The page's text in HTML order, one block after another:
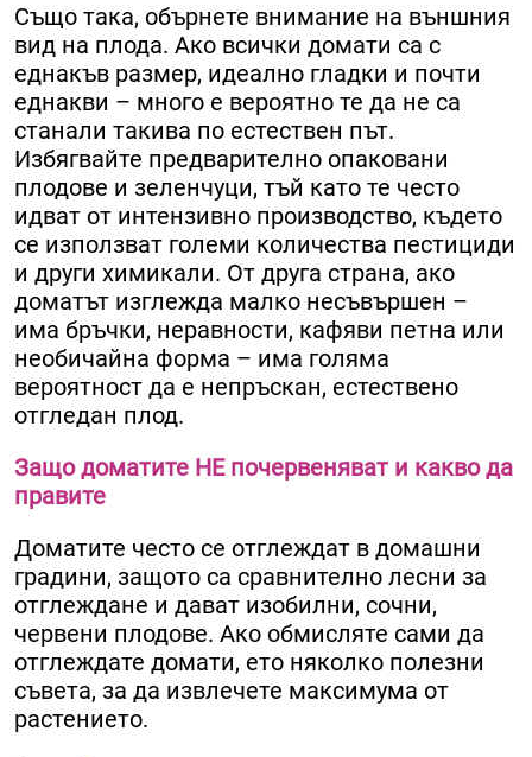
Също така, обърнете внимание на външния
вид на плода. Ако всички домати са с
еднакъв размер, идеално гладки и почти
еднакви – много е вероятно те да не са
станали такива по естествен път.
Избягвайте предварително опаковани
плодове и зеленчуци, тъй като те често
идват от интензивно производство, където
се използват големи количества пестициди
и други химикали. От друга страна, ако
доматът изглежда малко несъвършен –
има бръчки, неравности, кафяви петна или
необичайна форма – има голяма
вероятност да е непръскан, естествено
отгледан плод.
Защо доматите НЕ почервеняват и какво да
правите
Доматите често се отглеждат в домашни
градини, защото са сравнително лесни за
отглеждане и дават изобилни, сочни,
червени плодове. Ако обмисляте сами да
отглеждате домати, ето няколко полезни
съвета, за да извлечете максимума от
растението.